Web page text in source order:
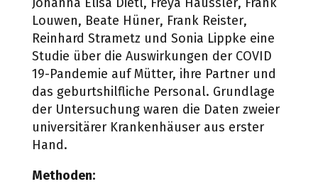
Louwen, Beate Hüner, Frank Reister,
Reinhard Strametz und Sonia Lippke eine
Studie über die Auswirkungen der COVID
19-Pandemie auf Mütter, ihre Partner und
das geburtshilfliche Personal. Grundlage
der Untersuchung waren die Daten zweier
universitärer Krankenhäuser aus erster
Hand.
Methoden: